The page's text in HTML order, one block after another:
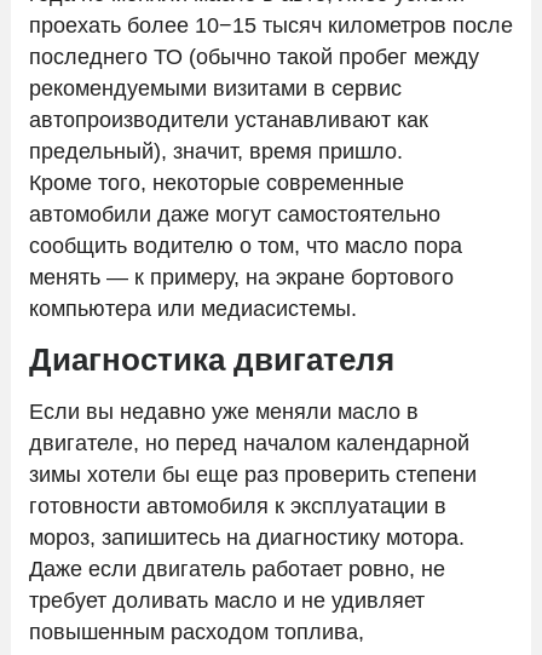
проехать более 10−15 тысяч километров после
последнего ТО (обычно такой пробег между
рекомендуемыми визитами в сервис
автопроизводители устанавливают как
предельный), значит, время пришло.
Кроме того, некоторые современные
автомобили даже могут самостоятельно
сообщить водителю о том, что масло пора
менять — к примеру, на экране бортового
компьютера или медиасистемы.
Диагностика двигателя
Если вы недавно уже меняли масло в
двигателе, но перед началом календарной
зимы хотели бы еще раз проверить степени
готовности автомобиля к эксплуатации в
мороз, запишитесь на диагностику мотора.
Даже если двигатель работает ровно, не
требует доливать масло и не удивляет
повышенным расходом топлива,